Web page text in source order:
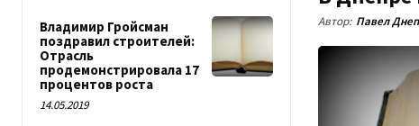
Владимир Гройсман
поздравил строителей:
Отрасль
продемонстрировала 17
процентов роста
14.05.2019
Автор: Павел